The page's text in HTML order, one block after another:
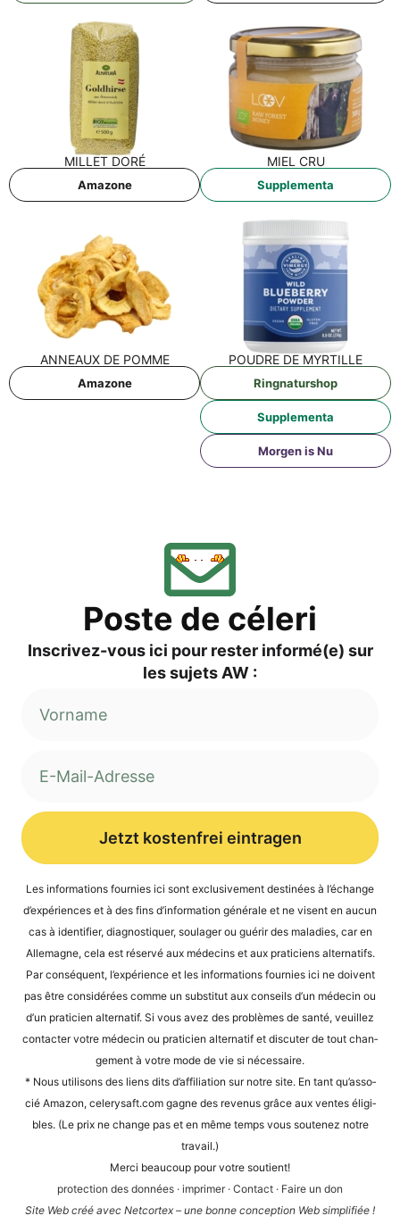
MIL­LET DORÉ
Ama­zo­ne
MIEL CRU
Sup­ple­men­ta
ANNEAUX DE POMME
Ama­zo­ne
POUD­RE DE MYRTILLE
Ring­na­tur­shop
Sup­ple­men­ta
Mor­gen is Nu
Pos­te de céleri
Inscri­vez-vous ici pour res­ter informé(e) sur
les sujets AW :
Jetzt kostenfrei eintragen
Les infor­ma­ti­ons four­nies ici sont exclu­si­ve­ment desti­nées à l’é­ch­an­ge
d’expé­ri­en­ces et à des fins d’in­for­ma­ti­on géné­ra­le et ne visent en aucun
cas à iden­ti­fier, dia­gnos­ti­quer, sou­la­ger ou guérir des mala­dies, car en
Alle­ma­gne, cela est réser­vé aux méde­cins et aux pra­ti­ci­ens alter­na­tifs.
Par con­sé­quent, l’expérience et les infor­ma­ti­ons four­nies ici ne doi­vent
pas être con­sidé­rées com­me un sub­sti­tut aux con­seils d’un méde­cin ou
d’un pra­ti­ci­en alter­na­tif. Si vous avez des pro­blè­mes de san­té, veuil­lez
cont­ac­ter vot­re méde­cin ou pra­ti­ci­en alter­na­tif et dis­cu­ter de tout chan­
ge­ment à vot­re mode de vie si nécessaire.
* Nous uti­li­sons des liens dits d’af­fi­lia­ti­on sur not­re site. En tant qu’as­so­
cié Ama­zon, cele​ry​saft​.com gagne des reve­nus grâce aux ven­tes éli­gi­
bles. (Le prix ne chan­ge pas et en même temps vous sou­te­n­ez not­re
travail.)
Mer­ci beau­coup pour vot­re soutient!
pro­tec­tion des don­nées · impri­mer· Cont­act · Fai­re un don
Site Web créé avec Net­cortex – une bon­ne con­cep­ti­on Web simplifiée !